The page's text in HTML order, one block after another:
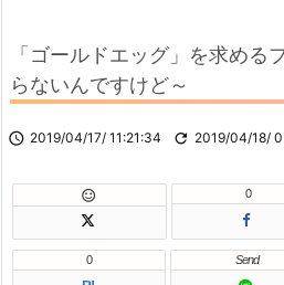
「ゴールドエッグ」を求める
らないんですけど～
 2019/04/17/ 11:21:34  2019/04/18/
 0
0 Send